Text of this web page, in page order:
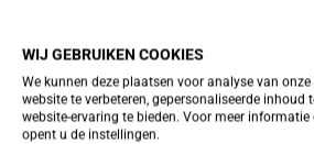
Meer
WIJ GEBRUIKEN COOKIES
We kunnen deze plaatsen voor analyse van
website te verbeteren, gepersonaliseerde inhoud
website-ervaring te bieden. Voor meer informatie
opent u de instellingen.